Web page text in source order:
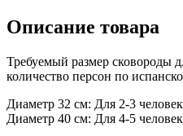
Описание товара
Требуемый размер сковороды
количество персон по
Диаметр 32 см: Для 2-3 человек
Диаметр 40 см: Для 4-5 человек